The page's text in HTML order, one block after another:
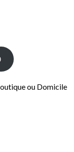
ou Domicile